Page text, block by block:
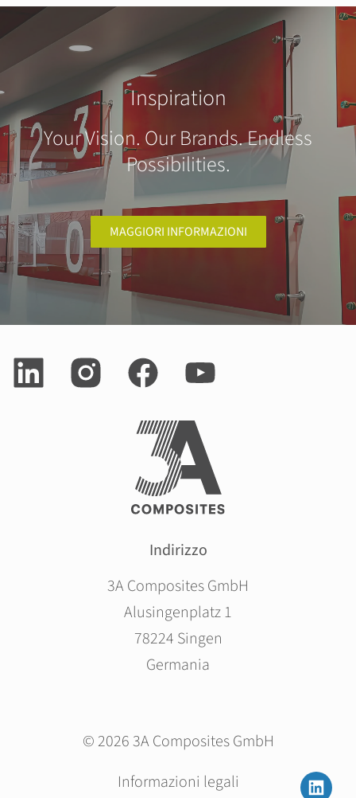
Inspiration
Your Vision. Our Brands. Endless
Possibilities.
MAGGIORI INFORMAZIONI
Indirizzo
3A Composites GmbH
Alusingenplatz 1
78224 Singen
Germania
© 2026 3A Composites GmbH
Salta
Informazioni legali